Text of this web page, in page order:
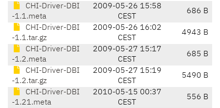
CHI-Driver-DBI
-1.1.meta
2009-05-26 15:58
CEST
686 B
CHI-Driver-DBI
-1.1.tar.gz
2009-05-26 16:02
CEST
4943 B
CHI-Driver-DBI
-1.2.meta
2009-05-27 15:17
CEST
685 B
CHI-Driver-DBI
-1.2.tar.gz
2009-05-27 15:19
CEST
5490 B
CHI-Driver-DBI
-1.21.meta
2010-05-15 00:37
CEST
556 B